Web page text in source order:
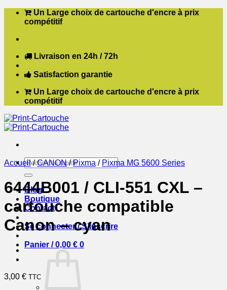
Passer Un Large choix de cartouche d'encre à prix
compétitif
Livraison en 24h / 72h
Satisfaction garantie
Un Large choix de cartouche d'encre à prix
compétitif
Recherche
pour :
Blog
Boutique
Contact
Se connecter / S’inscrire
Panier /0,00 € 0
Accueil / CANON / Pixma / Pixma MG 5600 Series
6444B001 / CLI-551 CXL –
cartouche compatible
Canon – cyan
3,00 € TTC